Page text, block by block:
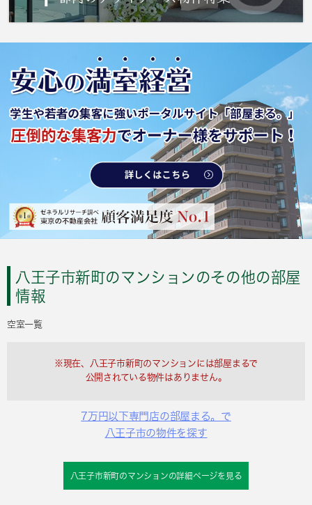
八王子市新町のマンションのその他の部屋
情報
空室一覧
※現在、八王子市新町のマンションには部屋まるで
公開されている物件はありません。
7万円以下専門店の部屋まる。で
八王子市の物件を探す
八王子市新町のマンションの詳細ページを見る